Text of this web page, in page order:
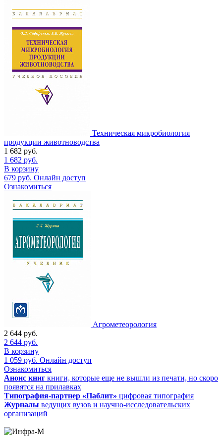
Техническая микробиология
продукции животноводства
1 682 руб.
1 682 руб.
В корзину
679 руб. Онлайн доступ
Ознакомиться
Агрометеорология
2 644 руб.
2 644 руб.
В корзину
1 059 руб. Онлайн доступ
Ознакомиться
Анонс книг книги, которые еще не вышли из печати, но скоро
появятся на прилавках
Типография-партнер «Паблит» цифровая типография
Журналы ведущих вузов и научно-исследовательских
организаций